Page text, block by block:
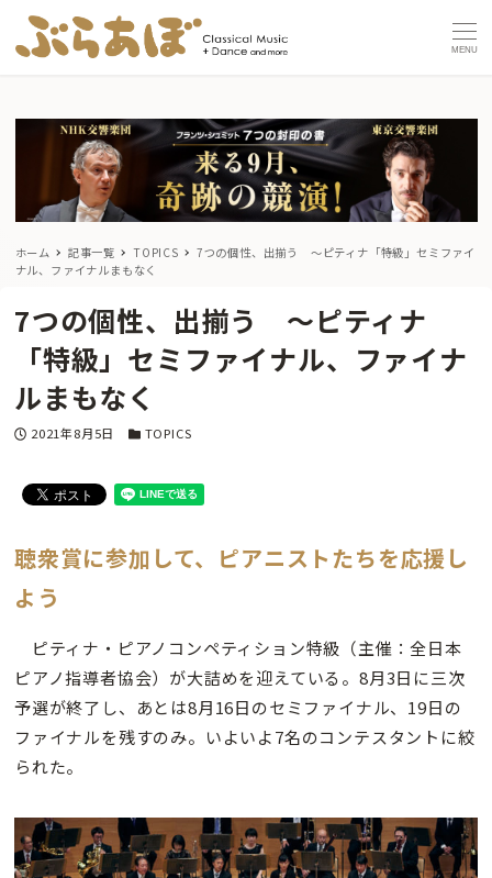
MENU
ホーム 記事一覧 TOPICS
7つの個性、出揃う ～ピティナ「特級」セミファイ
ナル、ファイナルまもなく
7つの個性、出揃う ～ピティナ
「特級」セミファイナル、ファイナ
ルまもなく
投稿日
2021年8月5日 カテゴリー
TOPICS
聴衆賞に参加して、ピアニストたちを応援し
よう
ピティナ・ピアノコンペティション特級（主催：全日本
ピアノ指導者協会）が大詰めを迎えている。8月3日に三次
予選が終了し、あとは8月16日のセミファイナル、19日の
ファイナルを残すのみ。いよいよ7名のコンテスタントに絞
られた。